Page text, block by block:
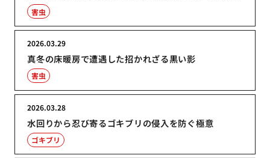
害虫
真冬の床暖房で遭遇した招かれざる黒い影
2026.03.29
害虫
水回りから忍び寄るゴキブリの侵入を防ぐ極意
2026.03.28
ゴキブリ